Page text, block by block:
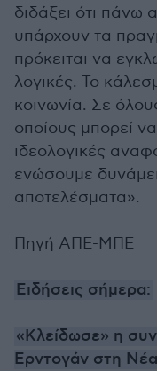
διδάξει ότι πάνω
υπάρχουν τα
πρόκειται να
λογικές. Το
κοινωνία. Σε
οποίους μπορεί
ιδεολογικές
ενώσουμε
αποτελέσματα».
Πηγή ΑΠΕ-ΜΠΕ
Ειδήσεις σήμερα:
«Κλείδωσε» η
Ερντογάν στη